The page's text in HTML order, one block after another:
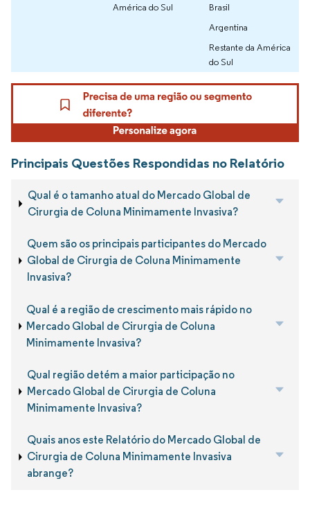
América do Sul
Brasil
Argentina
Restante da América
do Sul
Principais Questões Respondidas no Relatório
Qual é o tamanho atual do Mercado Global de
Cirurgia de Coluna Minimamente Invasiva?
Quem são os principais participantes do Mercado
Global de Cirurgia de Coluna Minimamente
Invasiva?
Qual é a região de crescimento mais rápido no
Mercado Global de Cirurgia de Coluna
Minimamente Invasiva?
Qual região detém a maior participação no
Mercado Global de Cirurgia de Coluna
Minimamente Invasiva?
Quais anos este Relatório do Mercado Global de
Cirurgia de Coluna Minimamente Invasiva
abrange?